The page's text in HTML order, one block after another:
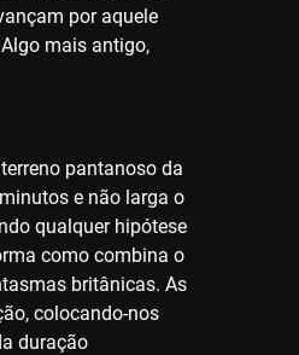
por aquele
mais antigo,
pantanoso da
e não larga o
qualquer hipótese
como combina o
britânicas. As
colocando-nos
duração